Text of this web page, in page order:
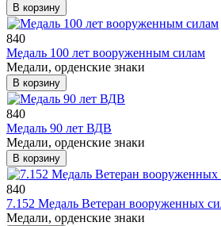
В корзину
840
Медаль 100 лет вооруженным силам
Медали, орденские знаки
В корзину
840
Медаль 90 лет ВДВ
Медали, орденские знаки
В корзину
840
7.152 Медаль Ветеран вооруженных
Медали, орденские знаки